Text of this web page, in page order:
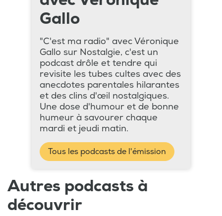
Gallo
"C'est ma radio" avec Véronique
Gallo sur Nostalgie, c'est un
podcast drôle et tendre qui
revisite les tubes cultes avec des
anecdotes parentales hilarantes
et des clins d'œil nostalgiques.
Une dose d'humour et de bonne
humeur à savourer chaque
mardi et jeudi matin.
Tous les podcasts de l'émission
Autres podcasts à
découvrir